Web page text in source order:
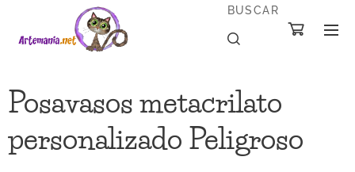
BUSCAR
Posavasos metacrilato
personalizado Peligroso